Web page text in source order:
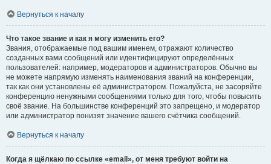
Вернуться к началу
Что такое звание и как я могу изменить его?
Звания, отображаемые под вашим именем, отражают количество
созданных вами сообщений или идентифицируют определённых
пользователей: например, модераторов и администраторов. Обычно вы
не можете напрямую изменять наименования званий на конференции,
так как они установлены её администратором. Пожалуйста, не засоряйте
конференцию ненужными сообщениями только для того, чтобы повысить
своё звание. На большинстве конференций это запрещено, и модератор
или администратор понизят значение вашего счётчика сообщений.
Вернуться к началу
Когда я щёлкаю по ссылке «email», от меня требуют войти на